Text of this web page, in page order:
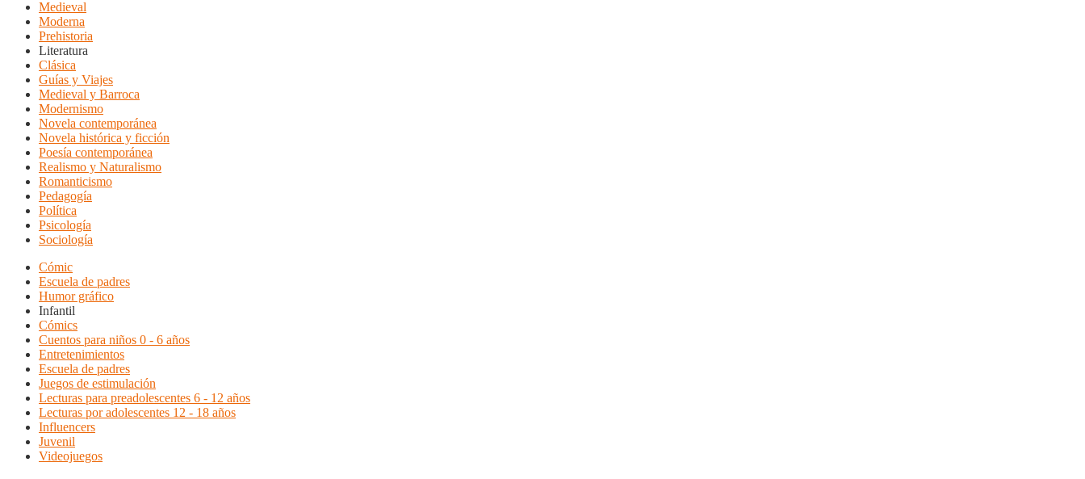
Medieval
Moderna
Prehistoria
Literatura
Clásica
Guías y Viajes
Medieval y Barroca
Modernismo
Novela contemporánea
Novela histórica y ficción
Poesía contemporánea
Realismo y Naturalismo
Romanticismo
Pedagogía
Política
Psicología
Sociología
Cómic
Escuela de padres
Humor gráfico
Infantil
Cómics
Cuentos para niños 0 - 6 años
Entretenimientos
Escuela de padres
Juegos de estimulación
Lecturas para preadolescentes 6 - 12 años
Lecturas por adolescentes 12 - 18 años
Influencers
Juvenil
Videojuegos